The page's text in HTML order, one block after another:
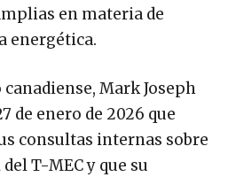
en materia de
energética.
Mark Joseph
de enero de 2026 que
consultas internas sobre
T-MEC y que su